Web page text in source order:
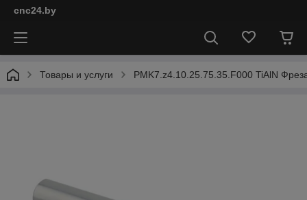
cnc24.by
Товары и услуги PMK7.z4.10.25.75.35.F000 TiAlN